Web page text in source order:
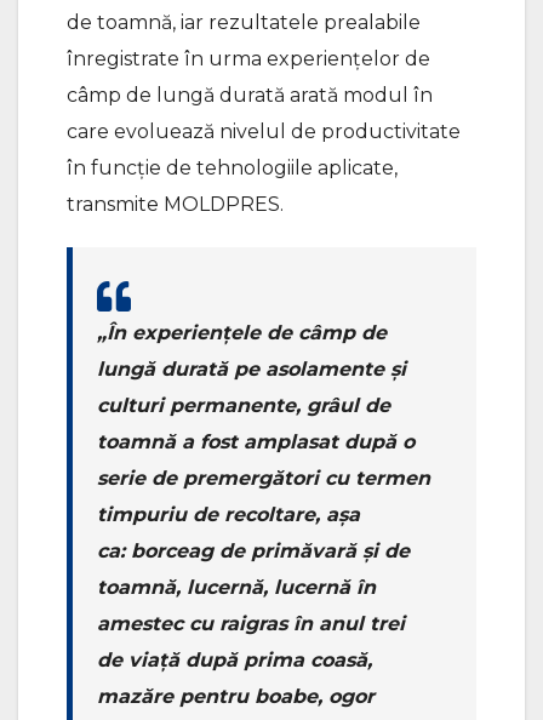
de toamnă, iar rezultatele prealabile
înregistrate în urma experiențelor de
câmp de lungă durată arată modul în
care evoluează nivelul de productivitate
în funcție de tehnologiile aplicate,
transmite MOLDPRES.
„În experiențele de câmp de
lungă durată pe asolamente și
culturi permanente, grâul de
toamnă a fost amplasat după o
serie de premergători cu termen
timpuriu de recoltare, așa
ca: borceag de primăvară și de
toamnă, lucernă, lucernă în
amestec cu raigras în anul trei
de viață după prima coasă,
mazăre pentru boabe, ogor